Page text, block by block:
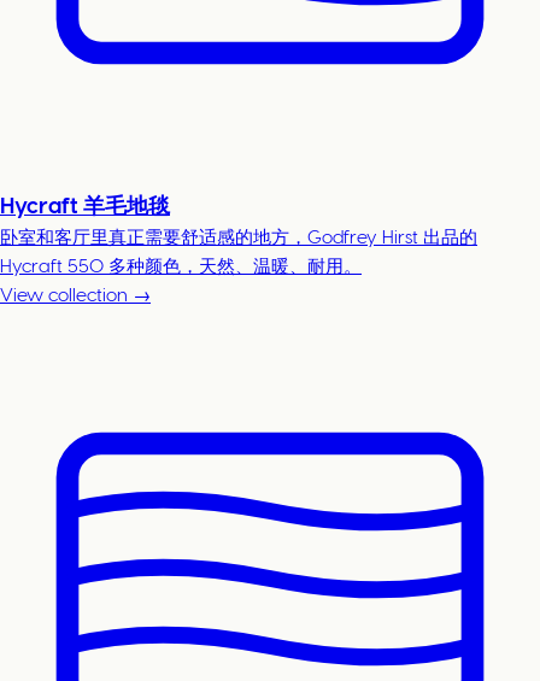
Hycraft 羊毛地毯
卧室和客厅里真正需要舒适感的地方，Godfrey Hirst 出品的
Hycraft 550 多种颜色，天然、温暖、耐用。
View collection →